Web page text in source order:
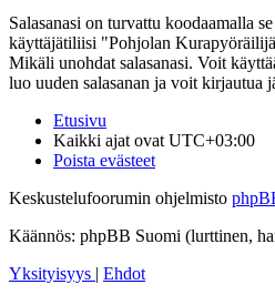
Salasanasi on turvattu koodaamalla
käyttäjätiliisi "Pohjolan
Mikäli unohdat salasanasi. Voit
luo uuden salasanan ja voit kirjautua
Etusivu
Kaikki ajat ovat UTC+03:00
Poista evästeet
Keskustelufoorumin ohjelmisto
Käännös: phpBB Suomi (lurttinen,
Yksityisyys | Ehdot